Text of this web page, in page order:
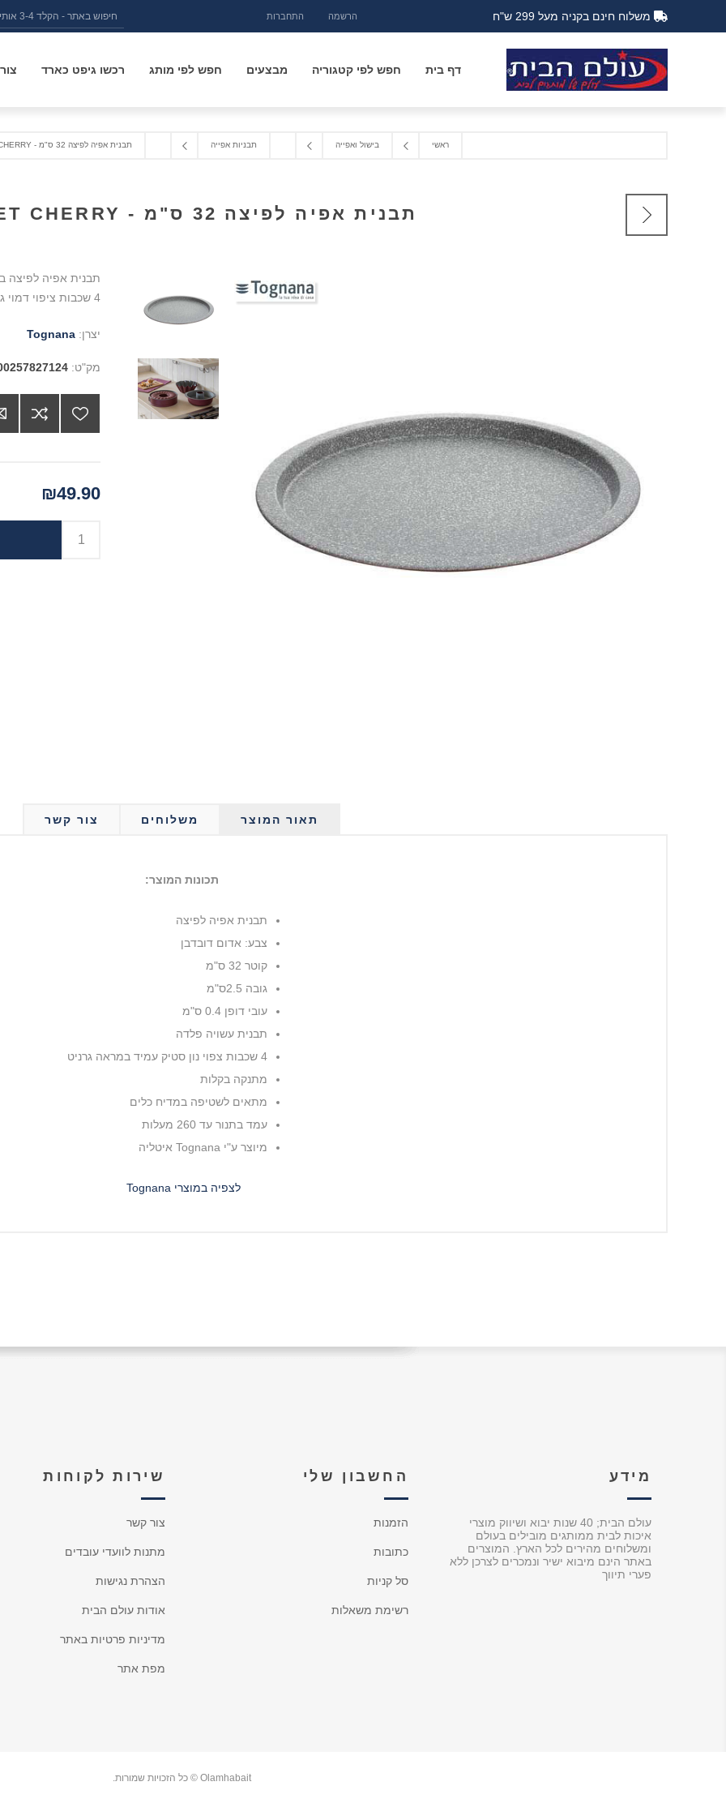
הרשמה התחברות משלוח חינם בקניה מעל 299 ש"ח
דף בית חפש לפי קטגוריה מבצעים חפש לפי מותג רכשו גיפט כארד
ראשי בישול ואפייה תבניות אפייה תבנית אפיה לפיצה 32 ס"מ - SWEET CHERRY
תבנית אפיה לפיצה 32 ס"מ - SWEET CHERRY
4 שכבות ציפוי דמוי גרניט שאינו נדבק ומיוצרת ע"י Tognana איטליה
יצרן: Tognana
מק"ט:
₪49.90
תאור המוצר משלוחים צור קשר
תכונות המוצר:
תבנית אפיה לפיצה
צבע: אדום דובדבן
קוטר 32 ס"מ
גובה 2.5ס"מ
עובי דופן 0.4 ס"מ
תבנית עשויה פלדה
4 שכבות צפוי נון סטיק עמיד במראה גרניט
מתנקה בקלות
מתאים לשטיפה במדיח כלים
עמד בתנור עד 260 מעלות
מיוצר ע"י Tognana איטליה
לצפיה במוצרי Tognana
מידע
עולם הבית; 40 שנות יבוא ושיווק מוצרי
איכות לבית ממותגים מובילים בעולם
ומשלוחים מהירים לכל הארץ. המוצרים
באתר הינם מיבוא ישיר ונמכרים לצרכן ללא
פערי תיווך
החשבון שלי
הזמנות
כתובות
סל קניות
רשימת משאלות
שירות לקוחות
צור קשר
מתנות לוועדי עובדים
הצהרת נגישות
אודות עולם הבית
מדיניות פרטיות באתר
מפת אתר
Olamhabait © כל הזכויות שמורות.